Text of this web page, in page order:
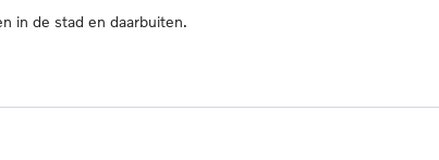
in de stad en daarbuiten.